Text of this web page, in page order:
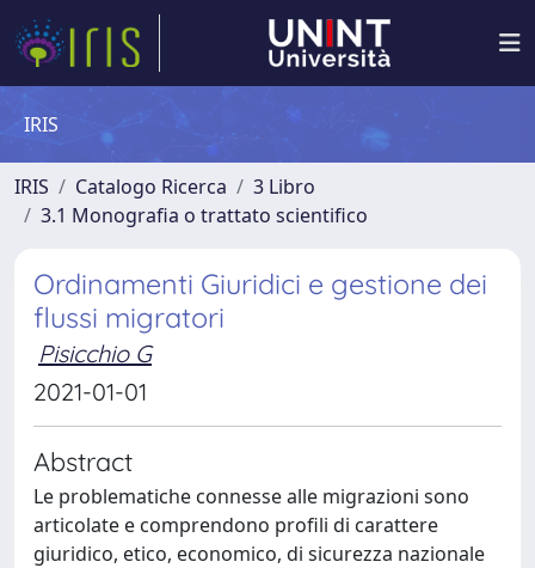
IRIS
IRIS Catalogo Ricerca
3 Libro
3.1 Monografia o trattato scientifico
Ordinamenti Giuridici e gestione dei
flussi migratori
Pisicchio G
2021-01-01
Abstract
Le problematiche connesse alle migrazioni sono
articolate e comprendono profili di carattere
giuridico, etico, economico, di sicurezza nazionale